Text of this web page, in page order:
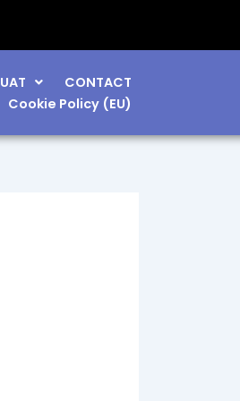
UAT
CONTACT
Cookie Policy (EU)